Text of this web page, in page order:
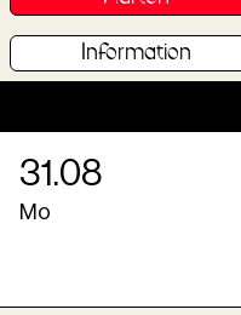
Information
31.08
Mo